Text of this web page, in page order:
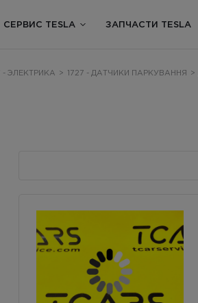
СЕРВИС TESLA ЗАПЧАСТИ TESLA
- ЭЛЕКТРИКА > 1727 - ДАТЧИКИ ПАРКУВАННЯ >